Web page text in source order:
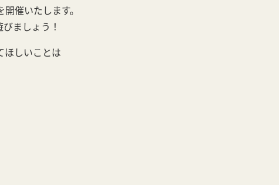
催いたします。
ましょう！
ほしいことは